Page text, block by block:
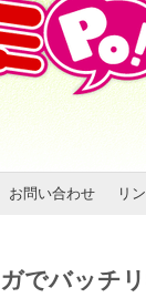
お問い合わせ リ
でバッチリ